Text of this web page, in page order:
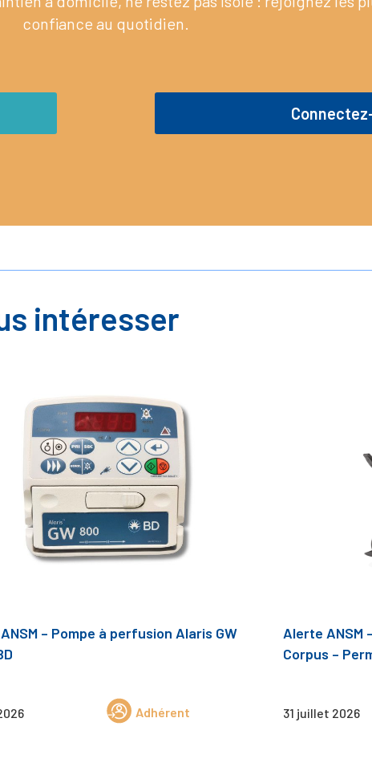
confiance au quotidien.
intéresser
– Pompe à perfusion Alaris GW
Adhérent
Alerte ANSM
Corpus –
31 juillet 2026